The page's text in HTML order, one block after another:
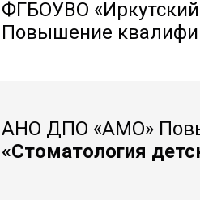
ФГБОУВО
Повышение
АНО ДПО «АМО»
«Стоматология